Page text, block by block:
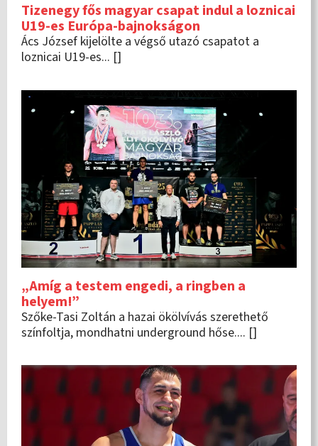
Tizenegy fős magyar csapat indul a loznicai
U19-es Európa-bajnokságon
Ács József kijelölte a végső utazó csapatot a
loznicai U19-es... []
„Amíg a testem engedi, a ringben a
helyem!”
Szőke-Tasi Zoltán a hazai ökölvívás szerethető
színfoltja, mondhatni underground hőse.... []